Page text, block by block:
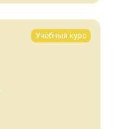
Учебный курс